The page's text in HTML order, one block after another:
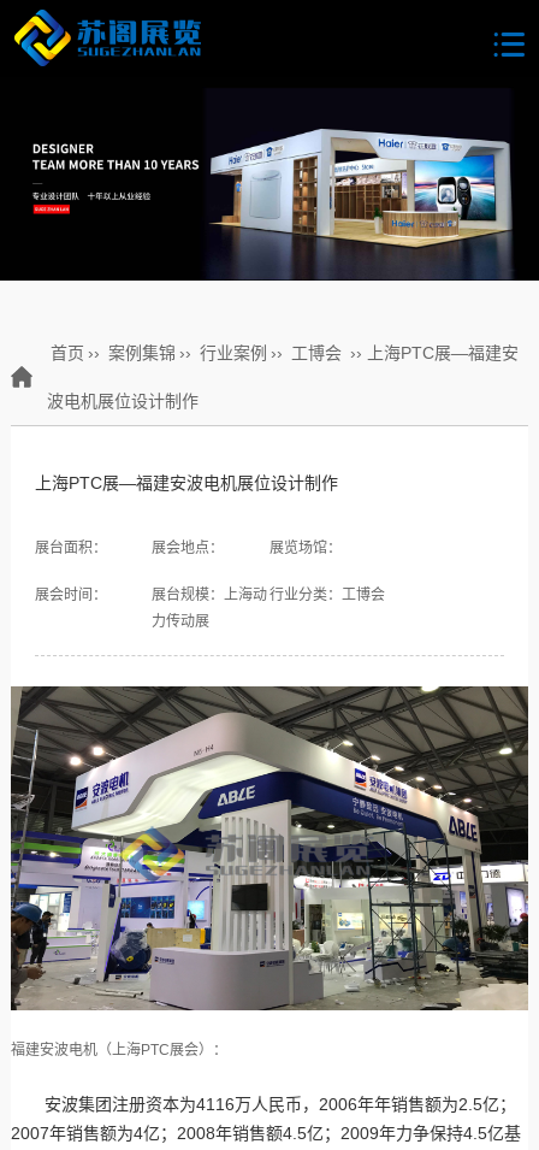
首页 ›› 案例集锦 ›› 行业案例 ›› 工博会 ›› 上海PTC展—福建安
波电机展位设计制作
上海PTC展—福建安波电机展位设计制作
展台面积： 展会地点： 展览场馆：
展会时间：
展台规模：上海动
力传动展
行业分类：工博会
福建安波电机（上海PTC展会）：
安波集团注册资本为4116万人民币，2006年年销售额为2.5亿；
2007年销售额为4亿；2008年销售额4.5亿；2009年力争保持4.5亿基